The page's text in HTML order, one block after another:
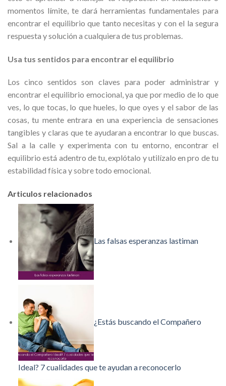
momentos límite, te dará herramientas fundamentales para
encontrar el equilibrio que tanto necesitas y con el la segura
respuesta y solución a cualquiera de tus problemas.
Usa tus sentidos para encontrar el equilibrio
Los cinco sentidos son claves para poder administrar y
encontrar el equilibrio emocional, ya que por medio de lo que
ves, lo que tocas, lo que hueles, lo que oyes y el sabor de las
cosas, tu mente entrara en una experiencia de sensaciones
tangibles y claras que te ayudaran a encontrar lo que buscas.
Sal a la calle y experimenta con tu entorno, encontrar el
equilibrio está adentro de tu, explótalo y utilízalo en pro de tu
estabilidad física y sobre todo emocional.
Articulos relacionados
Las falsas esperanzas lastiman
¿Estás buscando el Compañero
Ideal? 7 cualidades que te ayudan a reconocerlo